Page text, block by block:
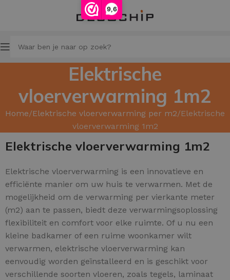
9,6
Elektrische
vloerverwarming 1m2
Home Elektrische vloerverwarming per m2 Elektrische
vloerverwarming 1m2
Elektrische vloerverwarming 1m2
Elektrische vloerverwarming is een innovatieve en
efficiënte manier om uw huis te verwarmen. Met de
mogelijkheid om de verwarming per vierkante meter
(m2) aan te passen, biedt deze verwarmingsoplossing
flexibiliteit en comfort voor elke ruimte. Of u nu een
kleine badkamer of een ruime woonkamer wilt
verwarmen, elektrische vloerverwarming kan
eenvoudig worden geïnstalleerd en is geschikt voor
verschillende soorten vloeren, zoals tegels, laminaat